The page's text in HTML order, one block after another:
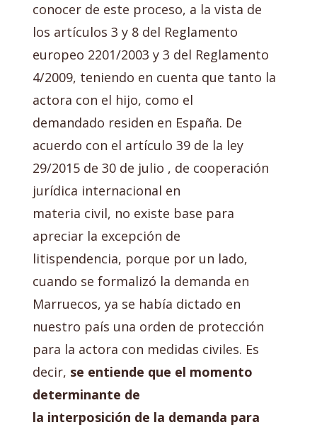
conocer de este proceso, a la vista de
los artículos 3 y 8 del Reglamento
europeo 2201/2003 y 3 del Reglamento
4/2009, teniendo en cuenta que tanto la
actora con el hijo, como el
demandado residen en España. De
acuerdo con el artículo 39 de la ley
29/2015 de 30 de julio , de cooperación
jurídica internacional en
materia civil, no existe base para
apreciar la excepción de
litispendencia, porque por un lado,
cuando se formalizó la demanda en
Marruecos, ya se había dictado en
nuestro país una orden de protección
para la actora con medidas civiles. Es
decir, se entiende que el momento
determinante de
la interposición de la demanda para